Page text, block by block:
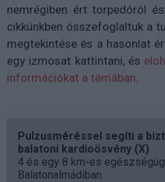
nemrégiben ért torpedóról
cikkünkben összefoglaltuk a
megtekintése és a hasonlat
egy izmosat kattintani, és
információkat a témában
Pulzusméréssel segíti a
balatoni kardioösvény (X)
4 és egy 8 km-es
Balatonalmádiban.